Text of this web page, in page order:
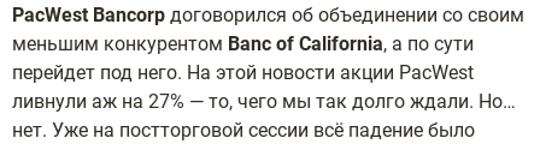
PacWest Bancorp договорился об объединении со своим
меньшим конкурентом Banc of California, а по сути
перейдет под него. На этой новости акции PacWest
ливнули аж на 27% — то, чего мы так долго ждали. Но…
нет. Уже на постторговой сессии всё падение было